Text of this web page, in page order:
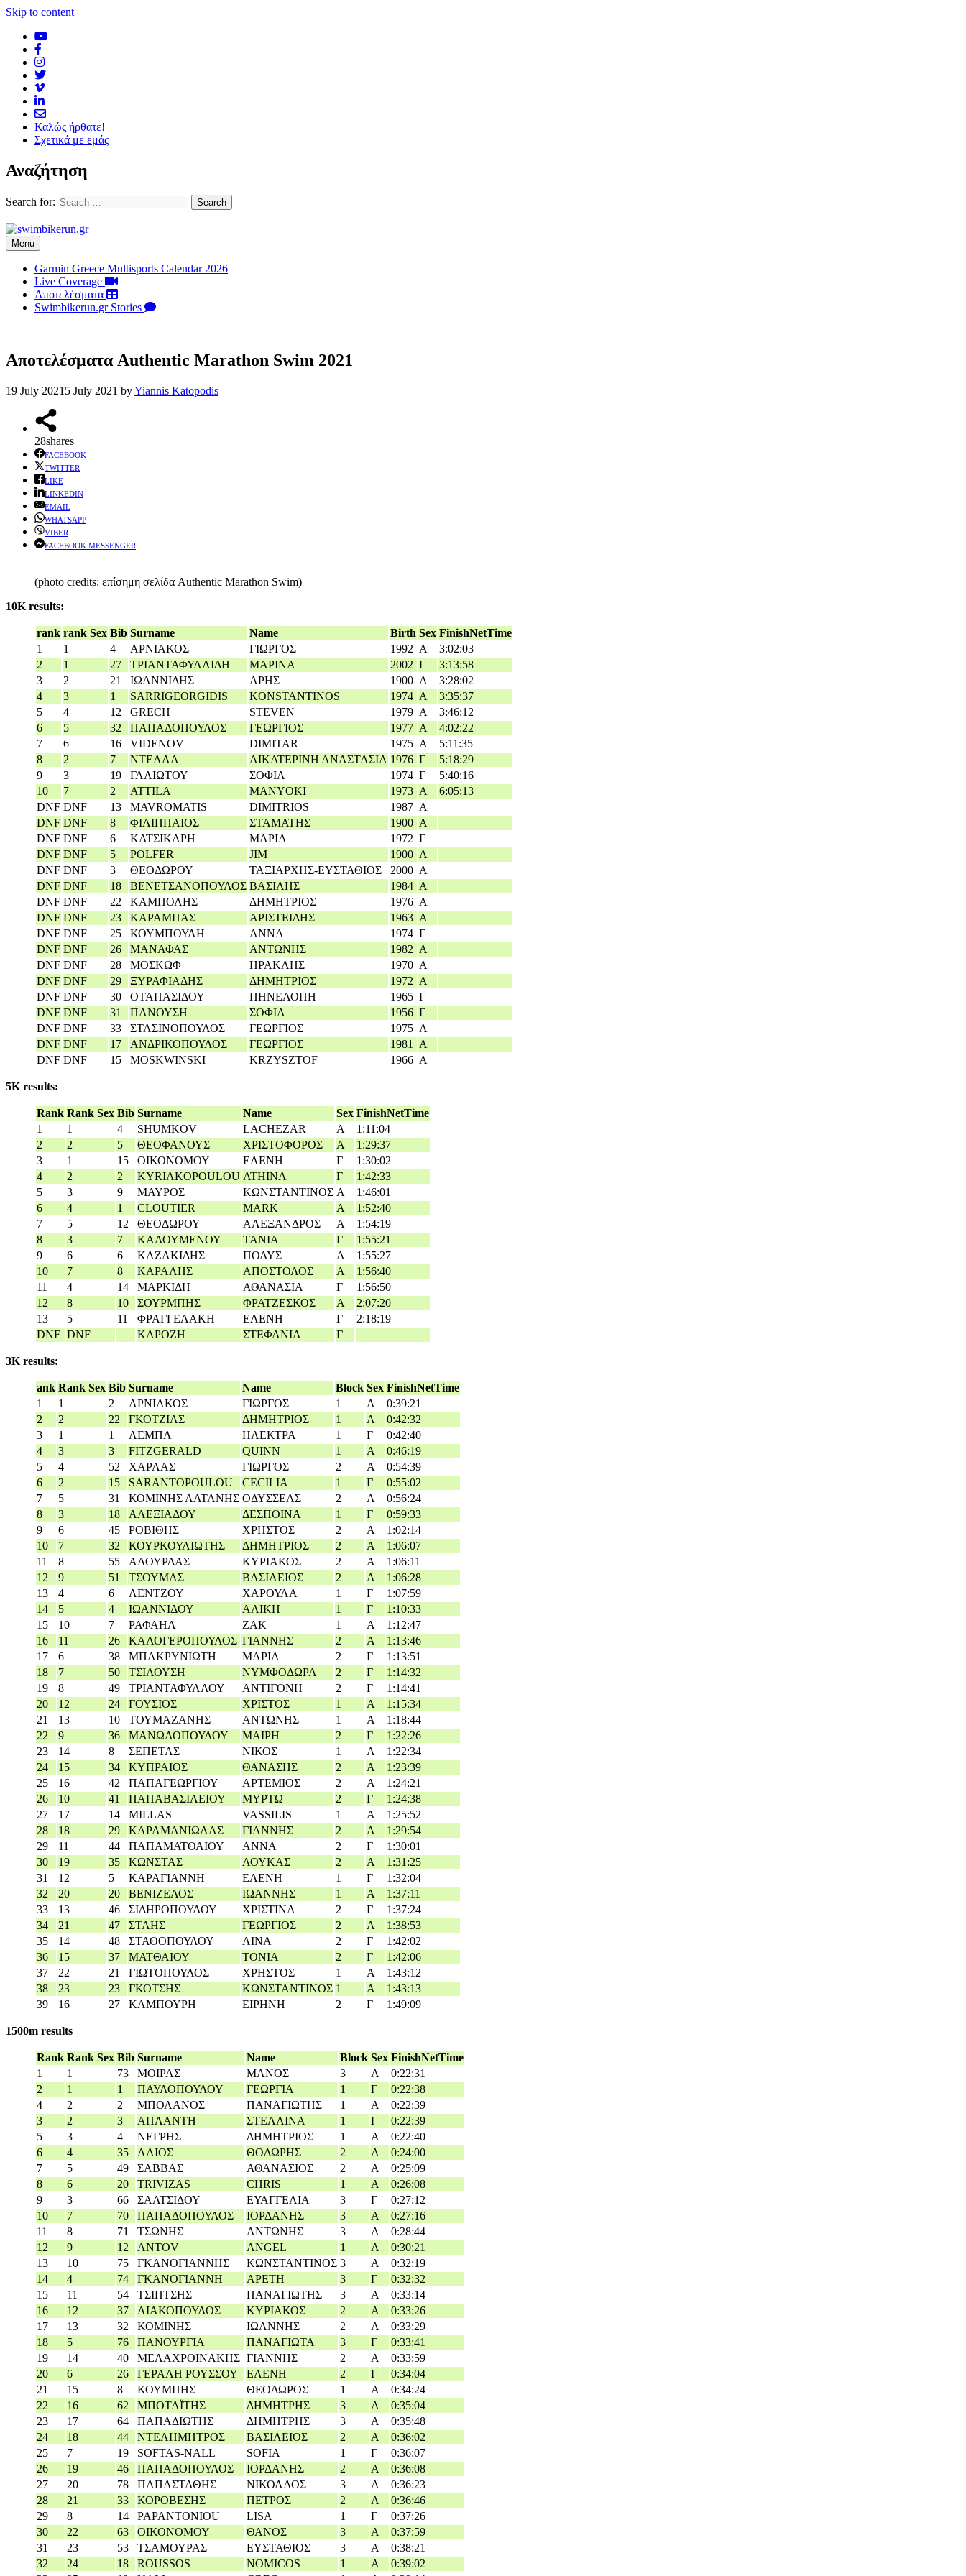
Skip to content
Καλώς ήρθατε!
Σχετικά με εμάς
Αναζήτηση
Search for:
Menu
Garmin Greece Multisports Calendar 2026
Live Coverage
Αποτελέσματα
Swimbikerun.gr Stories
Αποτελέσματα Authentic Marathon Swim 2021
19 July 2021 5 July 2021 byYiannis Katopodis
28shares
FACEBOOK
TWITTER
LIKE
LINKEDIN
EMAIL
WHATSAPP
VIBER
FACEBOOK MESSENGER
(photo credits: επίσημη σελίδα Authentic Marathon Swim)
10K results:
rank rank Sex Bib Surname Name Birth Sex FinishNetTime
1
1 4 ΑΡΝΙΑΚΟΣ ΓΙΩΡΓΟΣ 1992 Α
3:02:03
2
1 27 ΤΡΙΑΝΤΑΦΥΛΛΙΔΗ ΜΑΡΙΝΑ 2002 Γ
3:13:58
3
2 21 ΙΩΑΝΝΙΔΗΣ ΑΡΗΣ 1900 Α
3:28:02
4
3 1 SARRIGEORGIDIS KONSTANTINOS 1974 Α
3:35:37
5
4 12 GRECH STEVEN 1979 Α
3:46:12
6
5 32 ΠΑΠΑΔΟΠΟΥΛΟΣ ΓΕΩΡΓΙΟΣ 1977 Α
4:02:22
7
6 16 VIDENOV DIMITAR 1975 Α
5:11:35
8
2 7 ΝΤΕΛΛΑ ΑΙΚΑΤΕΡΙΝΗ ΑΝΑΣΤΑΣΙΑ 1976 Γ
5:18:29
9
3 19 ΓΑΛΙΩΤΟΥ ΣΟΦΙΑ 1974 Γ
5:40:16
10
7 2 ATTILA MANYOKI 1973 Α
6:05:13
DNF DNF 13 MAVROMATIS DIMITRIOS 1987 Α
DNF DNF 8 ΦΙΛΙΠΠΑΙΟΣ ΣΤΑΜΑΤΗΣ 1900 Α
DNF DNF 6 ΚΑΤΣΙΚΑΡΗ ΜΑΡΙΑ 1972 Γ
DNF DNF 5 POLFER JIM 1900 Α
DNF DNF 3 ΘΕΟΔΩΡΟΥ ΤΑΞΙΑΡΧΗΣ-ΕΥΣΤΑΘΙΟΣ 2000 Α
DNF DNF 18 ΒΕΝΕΤΣΑΝΟΠΟΥΛΟΣ ΒΑΣΙΛΗΣ 1984 Α
DNF DNF 22 ΚΑΜΠΟΛΗΣ ΔΗΜΗΤΡΙΟΣ 1976 Α
DNF DNF 23 ΚΑΡΑΜΠΑΣ ΑΡΙΣΤΕΙΔΗΣ 1963 Α
DNF DNF 25 ΚΟΥΜΠΟΥΛΗ ΑΝΝΑ 1974 Γ
DNF DNF 26 ΜΑΝΑΦΑΣ ΑΝΤΩΝΗΣ 1982 Α
DNF DNF 28 ΜΟΣΚΩΦ ΗΡΑΚΛΗΣ 1970 Α
DNF DNF 29 ΞΥΡΑΦΙΑΔΗΣ ΔΗΜΗΤΡΙΟΣ 1972 Α
DNF DNF 30 ΟΤΑΠΑΣΙΔΟΥ ΠΗΝΕΛΟΠΗ 1965 Γ
DNF DNF 31 ΠΑΝΟΥΣΗ ΣΟΦΙΑ 1956 Γ
DNF DNF 33 ΣΤΑΣΙΝΟΠΟΥΛΟΣ ΓΕΩΡΓΙΟΣ 1975 Α
DNF DNF 17 ΑΝΔΡΙΚΟΠΟΥΛΟΣ ΓΕΩΡΓΙΟΣ 1981
Α
DNF DNF 15 MOSKWINSKI KRZYSZTOF 1966 Α
5K results:
Rank Rank Sex Bib Surname Name Sex FinishNetTime
1
1 4 SHUMKOV LACHEZAR Α
1:11:04
2
2 5 ΘΕΟΦΑΝΟΥΣ ΧΡΙΣΤΟΦΟΡΟΣ Α
1:29:37
3
1 15 ΟΙΚΟΝΟΜΟΥ ΕΛΕΝΗ Γ
1:30:02
4
2 2 KYRIAKOPOULOU ATHINA Γ
1:42:33
5
3 9 ΜΑΥΡΟΣ ΚΩΝΣΤΑΝΤΙΝΟΣ Α
1:46:01
6
4 1 CLOUTIER MARK Α
1:52:40
7
5 12 ΘΕΟΔΩΡΟΥ ΑΛΕΞΑΝΔΡΟΣ Α
1:54:19
8
3 7 ΚΑΛΟΥΜΕΝΟΥ ΤΑΝΙΑ Γ
1:55:21
9
6 6 ΚΑΖΑΚΙΔΗΣ ΠΟΛΥΣ Α
1:55:27
10
7 8 ΚΑΡΑΛΗΣ ΑΠΟΣΤΟΛΟΣ Α
1:56:40
11
4 14 ΜΑΡΚΙΔΗ ΑΘΑΝΑΣΙΑ Γ
1:56:50
12
8 10 ΣΟΥΡΜΠΗΣ ΦΡΑΤΖΕΣΚΟΣ Α
2:07:20
13
5 11 ΦΡΑΓΓΕΛΑΚΗ ΕΛΕΝΗ Γ
2:18:19
DNF DNF ΚΑΡΟΖΗ ΣΤΕΦΑΝΙΑ Γ
3K results:
ank Rank Sex Bib Surname Name Block Sex FinishNetTime
1
1 2 ΑΡΝΙΑΚΟΣ ΓΙΩΡΓΟΣ 1 Α
0:39:21
2
2 22 ΓΚΟΤΖΙΑΣ ΔΗΜΗΤΡΙΟΣ 1 Α
0:42:32
3
1 1 ΛΕΜΠΛ ΗΛΕΚΤΡΑ 1 Γ
0:42:40
4
3 3 FITZGERALD QUINN 1 Α
0:46:19
5
4 52 ΧΑΡΛΑΣ ΓΙΩΡΓΟΣ 2 Α
0:54:39
6
2 15 SARANTOPOULOU CECILIA 1 Γ
0:55:02
7
5 31 ΚΟΜΙΝΗΣ ΑΛΤΑΝΗΣ ΟΔΥΣΣΕΑΣ 2 Α
0:56:24
8
3 18 ΑΛΕΞΙΑΔΟΥ ΔΕΣΠΟΙΝΑ 1 Γ
0:59:33
9
6 45 ΡΟΒΙΘΗΣ ΧΡΗΣΤΟΣ 2 Α
1:02:14
10
7 32 ΚΟΥΡΚΟΥΛΙΩΤΗΣ ΔΗΜΗΤΡΙΟΣ 2 Α
1:06:07
11
8 55 ΑΛΟΥΡΔΑΣ ΚΥΡΙΑΚΟΣ 2 Α
1:06:11
12
9 51 ΤΣΟΥΜΑΣ ΒΑΣΙΛΕΙΟΣ 2 Α
1:06:28
13
4 6 ΛΕΝΤΖΟΥ ΧΑΡΟΥΛΑ 1 Γ
1:07:59
14
5 4 ΙΩΑΝΝΙΔΟΥ ΑΛΙΚΗ 1 Γ
1:10:33
15
10 7 ΡΑΦΑΗΛ ZAK 1 Α
1:12:47
16
11 26 ΚΑΛΟΓΕΡΟΠΟΥΛΟΣ ΓΙΑΝΝΗΣ 2 Α
1:13:46
17
6 38 ΜΠΑΚΡΥΝΙΩΤΗ ΜΑΡΙΑ 2 Γ
1:13:51
18
7 50 ΤΣΙΑΟΥΣΗ ΝΥΜΦΟΔΩΡΑ 2 Γ
1:14:32
19
8 49 ΤΡΙΑΝΤΑΦΥΛΛΟΥ ΑΝΤΙΓΟΝΗ 2 Γ
1:14:41
20
12 24 ΓΟΥΣΙΟΣ ΧΡΙΣΤΟΣ 1 Α
1:15:34
21
13 10 ΤΟΥΜΑΖΑΝΗΣ ΑΝΤΩΝΗΣ 1 Α
1:18:44
22
9 36 ΜΑΝΩΛΟΠΟΥΛΟΥ ΜΑΙΡΗ 2 Γ
1:22:26
23
14 8 ΣΕΠΕΤΑΣ ΝΙΚΟΣ 1 Α
1:22:34
24
15 34 ΚΥΠΡΑΙΟΣ ΘΑΝΑΣΗΣ 2 Α
1:23:39
25
16 42 ΠΑΠΑΓΕΩΡΓΙΟΥ ΑΡΤΕΜΙΟΣ 2 Α
1:24:21
26
10 41 ΠΑΠΑΒΑΣΙΛΕΙΟΥ ΜΥΡΤΩ 2 Γ
1:24:38
27
17 14 MILLAS VASSILIS 1 Α
1:25:52
28
18 29 ΚΑΡΑΜΑΝΙΩΛΑΣ ΓΙΑΝΝΗΣ 2 Α
1:29:54
29
11 44 ΠΑΠΑΜΑΤΘΑΙΟΥ ΑΝΝΑ 2 Γ
1:30:01
30
19 35 ΚΩΝΣΤΑΣ ΛΟΥΚΑΣ 2 Α
1:31:25
31
12 5 ΚΑΡΑΓΙΑΝΝΗ ΕΛΕΝΗ 1 Γ
1:32:04
32
20 20 ΒΕΝΙΖΕΛΟΣ ΙΩΑΝΝΗΣ 1 Α
1:37:11
33
13 46 ΣΙΔΗΡΟΠΟΥΛΟΥ ΧΡΙΣΤΙΝΑ 2 Γ
1:37:24
34
21 47 ΣΤΑΗΣ ΓΕΩΡΓΙΟΣ 2 Α
1:38:53
35
14 48 ΣΤΑΘΟΠΟΥΛΟΥ ΛΙΝΑ 2 Γ
1:42:02
36
15 37 ΜΑΤΘΑΙΟΥ ΤΟΝΙΑ 2 Γ
1:42:06
37
22 21 ΓΙΩΤΟΠΟΥΛΟΣ ΧΡΗΣΤΟΣ 1 Α
1:43:12
38
23 23 ΓΚΟΤΣΗΣ ΚΩΝΣΤΑΝΤΙΝΟΣ 1 Α
1:43:13
39
16 27 ΚΑΜΠΟΥΡΗ ΕΙΡΗΝΗ 2 Γ 1:49:09
1500m results
Rank Rank Sex Bib Surname Name Block Sex FinishNetTime
1
1 73 ΜΟΙΡΑΣ ΜΑΝΟΣ 3 Α
0:22:31
2
1 1 ΠΑΥΛΟΠΟΥΛΟΥ ΓΕΩΡΓΙΑ 1 Γ
0:22:38
4
2 2 ΜΠΟΛΑΝΟΣ ΠΑΝΑΓΙΩΤΗΣ 1 Α
0:22:39
3
2 3 ΑΠΛΑΝΤΗ ΣΤΕΛΛΙΝΑ 1 Γ
0:22:39
5
3 4 ΝΕΓΡΗΣ ΔΗΜΗΤΡΙΟΣ 1 Α
0:22:40
6
4 35 ΛΑΙΟΣ ΘΟΔΩΡΗΣ 2 Α
0:24:00
7
5 49 ΣΑΒΒΑΣ ΑΘΑΝΑΣΙΟΣ 2 Α
0:25:09
8
6 20 TRIVIZAS CHRIS 1 Α
0:26:08
9
3 66 ΣΑΛΤΣΙΔΟΥ ΕΥΑΓΓΕΛΙΑ 3 Γ
0:27:12
10
7 70 ΠΑΠΑΔΟΠΟΥΛΟΣ ΙΟΡΔΑΝΗΣ 3 Α
0:27:16
11
8 71 ΤΣΩΝΗΣ ΑΝΤΩΝΗΣ 3 Α
0:28:44
12
9 12 ANTOV ANGEL 1 Α
0:30:21
13
10 75 ΓΚΑΝΟΓΙΑΝΝΗΣ ΚΩΝΣΤΑΝΤΙΝΟΣ 3 Α
0:32:19
14
4 74 ΓΚΑΝΟΓΙΑΝΝΗ ΑΡΕΤΗ 3 Γ
0:32:32
15
11 54 ΤΣΙΠΤΣΗΣ ΠΑΝΑΓΙΩΤΗΣ 3 Α
0:33:14
16
12 37 ΛΙΑΚΟΠΟΥΛΟΣ ΚΥΡΙΑΚΟΣ 2 Α
0:33:26
17
13 32 ΚΟΜΙΝΗΣ ΙΩΑΝΝΗΣ 2 Α
0:33:29
18
5 76 ΠΑΝΟΥΡΓΙΑ ΠΑΝΑΓΙΩΤΑ 3 Γ
0:33:41
19
14 40 ΜΕΛΑΧΡΟΙΝΑΚΗΣ ΓΙΑΝΝΗΣ 2 Α
0:33:59
20
6 26 ΓΕΡΑΛΗ ΡΟΥΣΣΟΥ ΕΛΕΝΗ 2 Γ
0:34:04
21
15 8 ΚΟΥΜΠΗΣ ΘΕΟΔΩΡΟΣ 1 Α
0:34:24
22
16 62 ΜΠΟΤΑΪΤΗΣ ΔΗΜΗΤΡΗΣ 3 Α
0:35:04
23
17 64 ΠΑΠΑΔΙΩΤΗΣ ΔΗΜΗΤΡΗΣ 3 Α
0:35:48
24
18 44 ΝΤΕΛΗΜΗΤΡΟΣ ΒΑΣΙΛΕΙΟΣ 2 Α
0:36:02
25
7 19 SOFTAS-NALL SOFIA 1 Γ
0:36:07
26
19 46 ΠΑΠΑΔΟΠΟΥΛΟΣ ΙΟΡΔΑΝΗΣ 2 Α
0:36:08
27
20 78 ΠΑΠΑΣΤΑΘΗΣ ΝΙΚΟΛΑΟΣ 3 Α
0:36:23
28
21 33 ΚΟΡΟΒΕΣΗΣ ΠΕΤΡΟΣ 2 Α
0:36:46
29
8 14 PAPANTONIOU LISA 1 Γ
0:37:26
30
22 63 ΟΙΚΟΝΟΜΟΥ ΘΑΝΟΣ 3 Α
0:37:59
31
23 53 ΤΣΑΜΟΥΡΑΣ ΕΥΣΤΑΘΙΟΣ 3 Α
0:38:21
32
24 18 ROUSSOS NOMICOS 1 Α
0:39:02